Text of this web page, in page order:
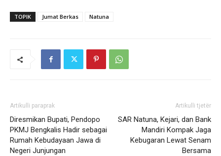
TOPIK Jumat Berkas Natuna
Artikulli paraprak
Diresmikan Bupati, Pendopo
PKMJ Bengkalis Hadir sebagai
Rumah Kebudayaan Jawa di
Negeri Junjungan
Artikulli tjetër
SAR Natuna, Kejari, dan Bank
Mandiri Kompak Jaga
Kebugaran Lewat Senam
Bersama